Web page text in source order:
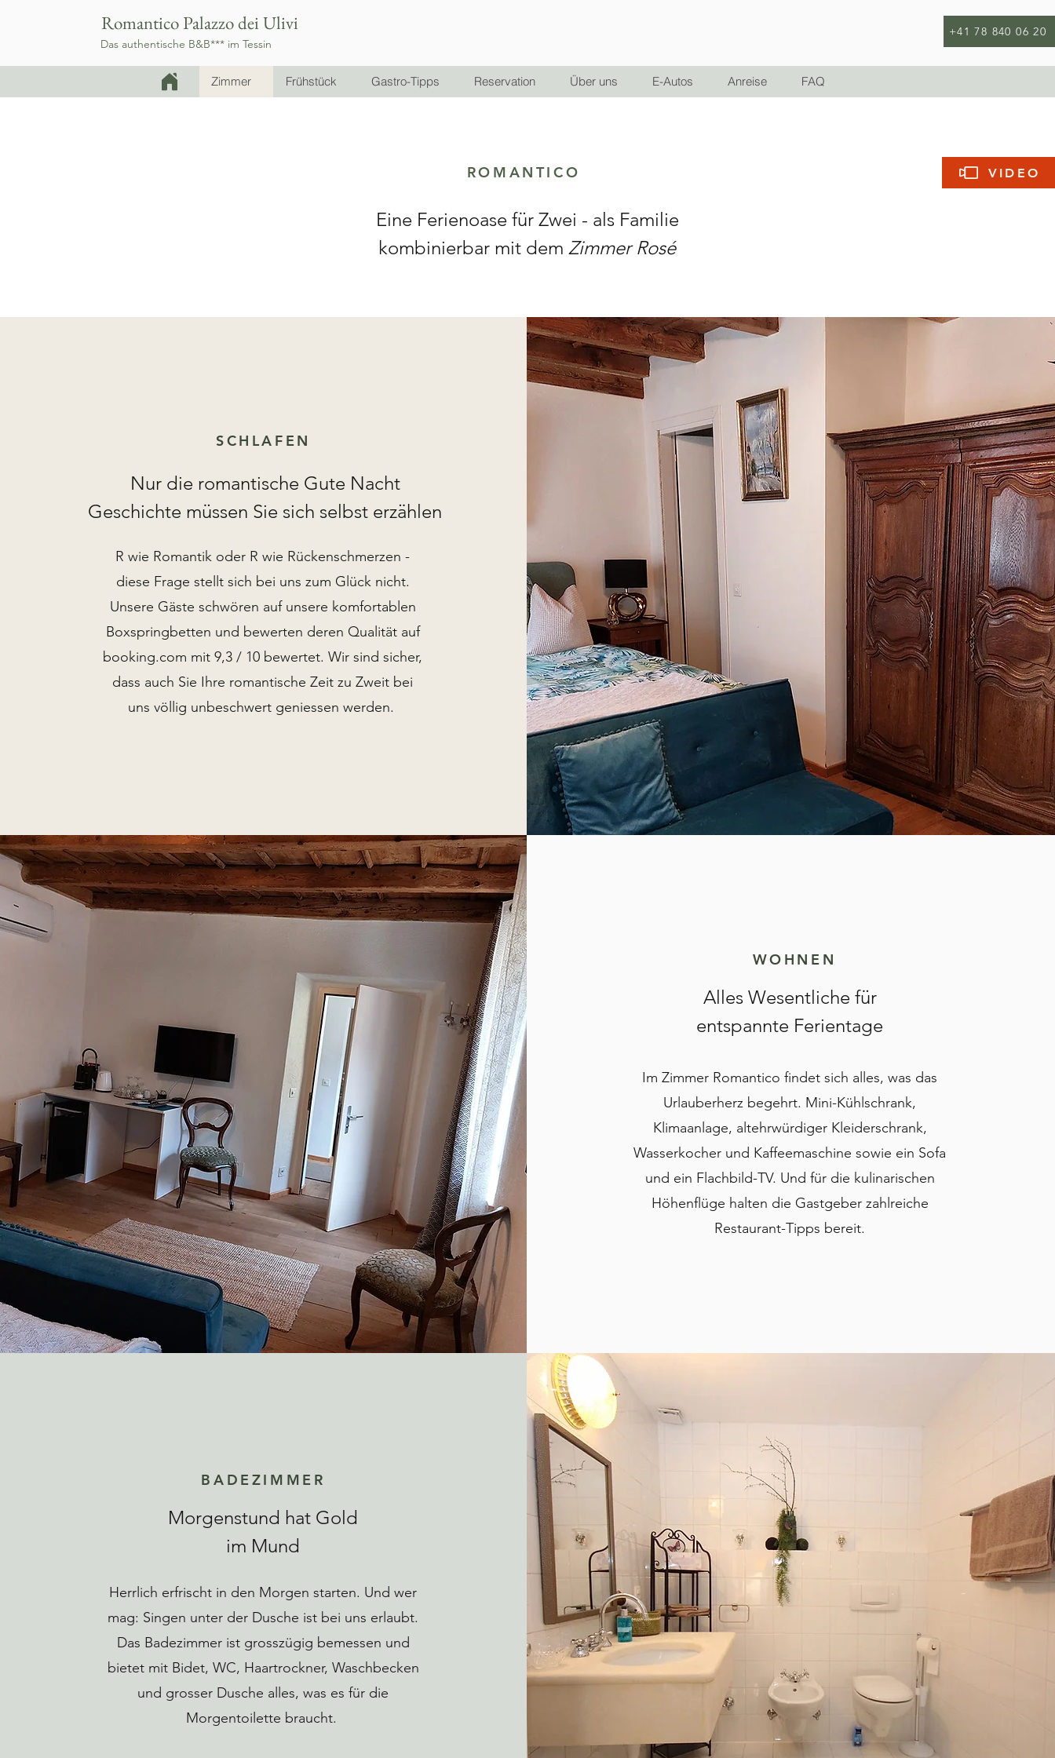
+41 78 840 06 20
Romantico Palazzo dei Ulivi
Das authentische B&B*** im Tessin
Zimmer Frühstück Gastro-Tipps Reservation Über uns E-Autos Anreise FAQ
VIDEO
ROMANTICO
Eine Ferienoase für Zwei - als Familie
kombinierbar mit dem Zimmer Rosé
SCHLAFEN
Nur die romantische Gute Nacht
Geschichte müssen Sie sich selbst erzählen
R wie Romantik oder R wie Rückenschmerzen -
diese Frage stellt sich bei uns zum Glück nicht.
Unsere Gäste schwören auf unsere komfortablen
Boxspringbetten und bewerten deren Qualität auf
booking.com mit 9,3 / 10 bewertet. Wir sind sicher,
dass auch Sie Ihre romantische Zeit zu Zweit bei
uns völlig unbeschwert geniessen werden.
WOHNEN
Alles Wesentliche für
entspannte Ferientage
Im Zimmer Romantico findet sich alles, was das
Urlauberherz begehrt. Mini-Kühlschrank,
Klimaanlage, altehrwürdiger Kleiderschrank,
Wasserkocher und Kaffeemaschine sowie ein Sofa
und ein Flachbild-TV. Und für die kulinarischen
Höhenflüge halten die Gastgeber zahlreiche
Restaurant-Tipps bereit.
BADEZIMMER
Morgenstund hat Gold
im Mund
Herrlich erfrischt in den Morgen starten. Und wer
mag: Singen unter der Dusche ist bei uns erlaubt.
Das Badezimmer ist grosszügig bemessen und
bietet mit Bidet, WC, Haartrockner, Waschbecken
und grosser Dusche alles, was es für die
Morgentoilette braucht.